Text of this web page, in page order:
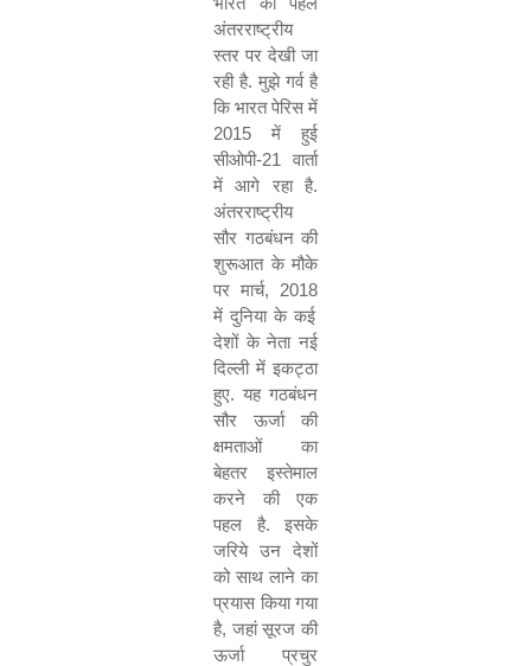
अंतरराष्ट्रीय
स्तर पर देखी जा
रही है. मुझे गर्व है
कि भारत पेरिस में
2015 में हुई
सीओपी-21
वार्ता
में आगे रहा है.
अंतरराष्ट्रीय
सौर गठबंधन की
शुरूआत के मौके
पर मार्च, 2018
में दुनिया के कई
देशों के नेता नई
दिल्ली में इकट्ठा
हुए. यह गठबंधन
सौर ऊर्जा की
क्षमताओं का
बेहतर इस्तेमाल
करने की एक
पहल है. इसके
जरिये उन देशों
को साथ लाने का
प्रयास किया गया
है, जहां सूरज की
ऊर्जा प्रचुर